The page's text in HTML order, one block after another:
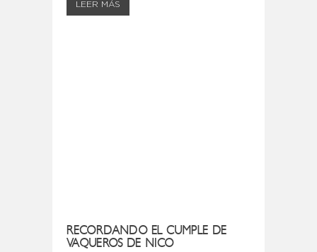
LEER MÁS
RECORDANDO EL CUMPLE DE
VAQUEROS DE NICO